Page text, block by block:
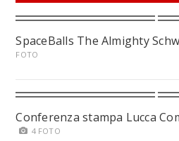
SpaceBalls The Almighty
FOTO
Conferenza stampa Lucca
4 FOTO